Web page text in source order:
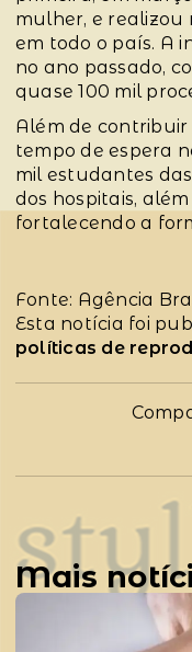
mulher, e realizou
em todo o país. A
no ano passado,
quase 100 mil
Além de
tempo de espera
mil estudantes
dos hospitais,
fortalecendo a
Fonte: Agência
Esta notícia foi
políticas de
Mais